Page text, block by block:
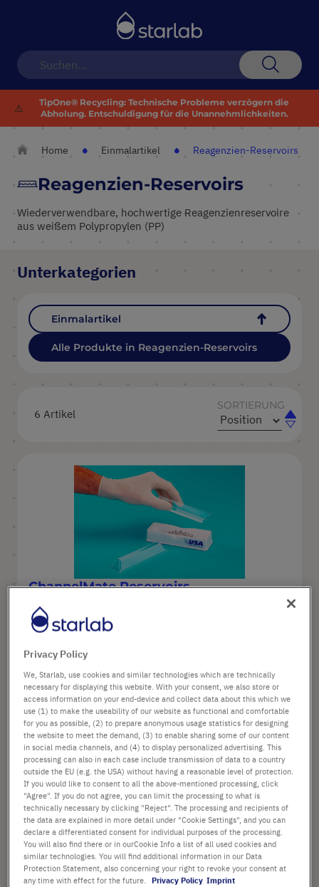
⚠️
TipOne® Recycling: Technische Probleme verzögern die
Abholung. Entschuldigung für die Unannehmlichkeiten.
Home Einmalartikel Reagenzien-Reservoirs
Reagenzien-Reservoirs
Wiederverwendbare, hochwertige Reagenzienreservoire
aus weißem Polypropylen (PP)
6 Artikel
SORTIERUNG
In
In
ChannelMate Reservoirs
Optionen verfügbar
Material: Polystyrol
ab 69,36 €
Preis ist der Listenpreis. [*zzgl. MwSt. und Versandkosten]
Konfigurieren
Unterkategorien
Einmalartikel
Alle Produkte in Reagenzien-Reservoirs
Privacy Policy
We, Starlab, use cookies and similar technologies which are technically
necessary for displaying this website. With your consent, we also store or
access information on your end-device and collect data about this which we
use (1) to make the useability of our website as functional and comfortable
for you as possible, (2) to prepare anonymous usage statistics for designing
the website to meet the demand, (3) to enable sharing some of our content
in social media channels, and (4) to display personalized advertising. This
processing can also in each case include transmission of data to a country
outside the EU (e.g. the USA) without having a reasonable level of protection.
If you would like to consent to all the above-mentioned processing, click
"Agree". If you do not agree, you can limit the processing to what is
technically necessary by clicking "Reject". The processing and recipients of
the data are explained in more detail under "Cookie Settings", and you can
declare a differentiated consent for individual purposes of the processing.
You will also find there or in ourCookie Info a list of all used cookies and
similar technologies. You will find additional information in our Data
Protection Statement, also concerning your right to revoke your consent at
any time with effect for the future.
Privacy Policy Imprint